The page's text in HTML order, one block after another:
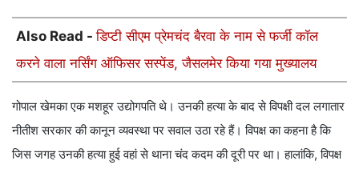
Also Read -डिप्टी सीएम प्रेमचंद बैरवा के नाम से फर्जी कॉल
करने वाला नर्सिंग ऑफिसर सस्पेंड, जैसलमेर किया गया मुख्यालय
गोपाल खेमका एक मशहूर उद्योगपति थे। उनकी हत्या के बाद से विपक्षी दल लगातार
नीतीश सरकार की कानून व्यवस्था पर सवाल उठा रहे हैं। विपक्ष का कहना है कि
जिस जगह उनकी हत्या हुई वहां से थाना चंद कदम की दूरी पर था। हालांकि, विपक्ष